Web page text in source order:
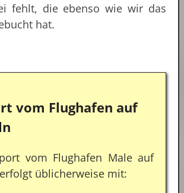
fehlt, die ebenso wie wir das
hat.
vom Flughafen auf
vom Flughafen Male auf
üblicherweise mit: